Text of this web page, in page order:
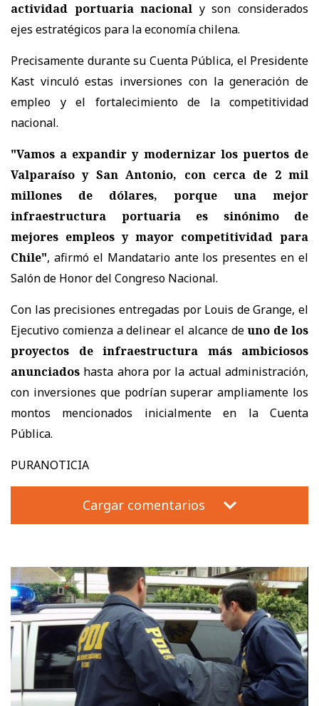
actividad portuaria nacional y son considerados
ejes estratégicos para la economía chilena.
Precisamente durante su Cuenta Pública, el Presidente
Kast vinculó estas inversiones con la generación de
empleo y el fortalecimiento de la competitividad
nacional.
"Vamos a expandir y modernizar los puertos de
Valparaíso y San Antonio, con cerca de 2 mil
millones de dólares, porque una mejor
infraestructura portuaria es sinónimo de
mejores empleos y mayor competitividad para
Chile", afirmó el Mandatario ante los presentes en el
Salón de Honor del Congreso Nacional.
Con las precisiones entregadas por Louis de Grange, el
Ejecutivo comienza a delinear el alcance deuno de los
proyectos de infraestructura más ambiciosos
anunciados hasta ahora por la actual administración,
con inversiones que podrían superar ampliamente los
montos mencionados inicialmente en la Cuenta
Pública.
PURANOTICIA
Cargar comentarios